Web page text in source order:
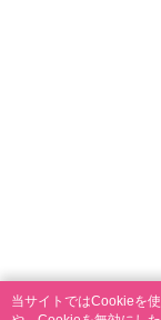
当サイトではCookieを